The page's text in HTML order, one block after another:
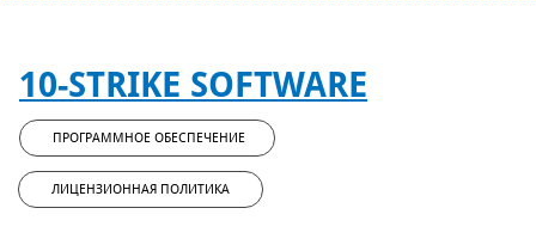
10-STRIKE SOFTWARE
ПРОГРАММНОЕ ОБЕСПЕЧЕНИЕ
ЛИЦЕНЗИОННАЯ ПОЛИТИКА